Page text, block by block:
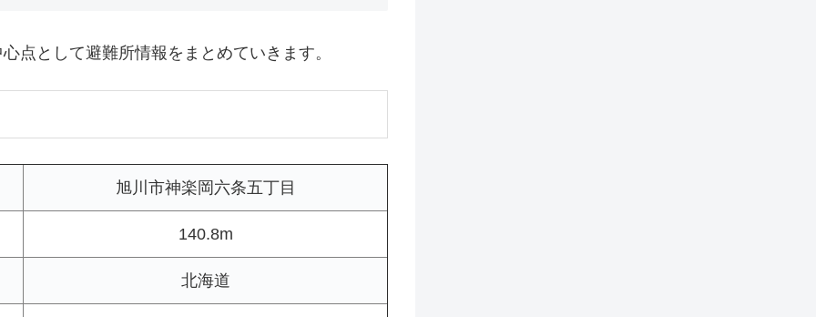
点として避難所情報をまとめていきます。
旭川市神楽岡六条五丁目
140.8m
北海道